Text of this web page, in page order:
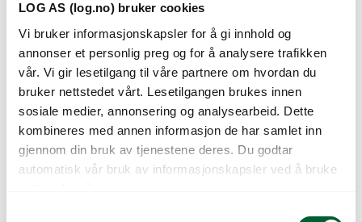
LOG AS (log.no) bruker cookies
Vi bruker informasjonskapsler for å gi innhold og
annonser et personlig preg og for å analysere trafikken
vår. Vi gir lesetilgang til våre partnere om hvordan du
bruker nettstedet vårt. Lesetilgangen brukes innen
sosiale medier, annonsering og analysearbeid. Dette
kombineres med annen informasjon de har samlet inn
gjennom din bruk av tjenestene deres. Du godtar
automatisk vår bruk av informasjonskapsler ved å bruke